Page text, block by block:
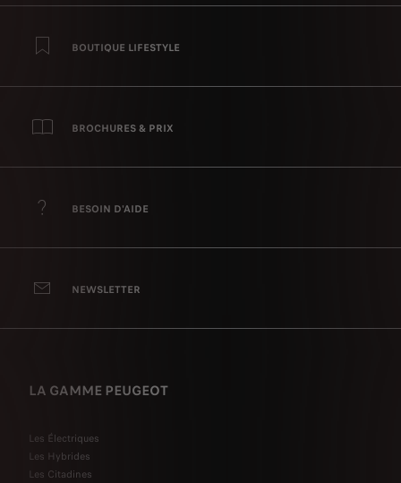
BOUTIQUE LIFESTYLE
BROCHURES & PRIX
BESOIN D'AIDE
NEWSLETTER
LA GAMME PEUGEOT
Les Électriques
Les Hybrides
Les Citadines